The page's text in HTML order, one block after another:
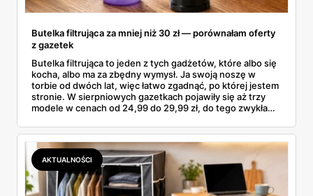
Butelka filtrująca za mniej niż 30 zł — porównałam oferty
z gazetek
Butelka filtrująca to jeden z tych gadżetów, które albo się
kocha, albo ma za zbędny wymysł. Ja swoją noszę w
torbie od dwóch lat, więc łatwo zgadnąć, po której jestem
stronie. W sierpniowych gazetkach pojawiły się aż trzy
modele w cenach od 24,99 do 29,99 zł, do tego zwykła
wszystkie oferty i policzyłam, kiedy taki zakup faktycznie
się opłaca.
AKTUALNOŚCI